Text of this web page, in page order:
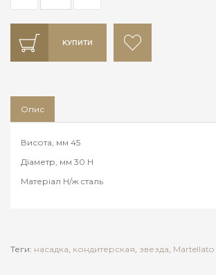
КУПИТИ
Опис
Висота, мм 45
Діаметр, мм 30 Н
Матеріал Н/ж сталь
Теги: насадка, кондитерская, звезда, Martellato